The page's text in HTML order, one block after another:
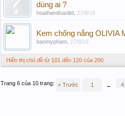
dùng ai ?
hoathienthaoltd 27/8/16
Kem chống nắng OLIVIA
banmypham 27/9/16
Hiển thị chủ đề từ 101 đến 120 của 200
Trang 6 của 10 trang: < Trước 1 ← 4